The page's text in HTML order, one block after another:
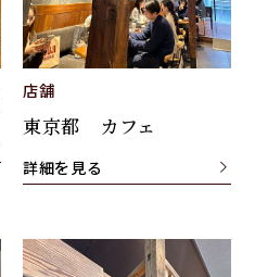
東京都 カフェ
店舗
詳細を見る